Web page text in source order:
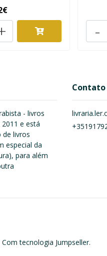
-
- livros
e está
de livros
especial da
para além
Contato
Com tecnologia Jumpseller.